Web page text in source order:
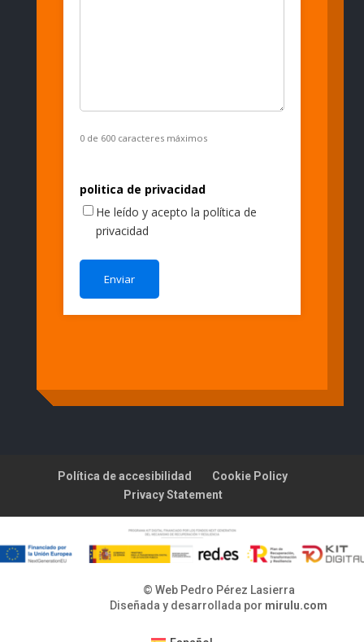
0 de 600 caracteres máximos
politica de privacidad
He leído y acepto la política de
privacidad
Política de accesibilidad
Cookie Policy
Privacy Statement
© Web Pedro Pérez Lasierra
Diseñada y desarrollada por mirulu.com